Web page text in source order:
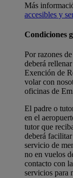
Más
accesibles y
Condiciones
Por razones
deberá
Exención de
volar con
oficinas de
El padre o
en el
tutor que
deberá
servicio de
no en vuelos
contacto con
servicios para